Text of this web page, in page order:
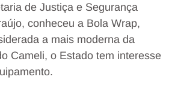
de Justiça e Segurança
conheceu a Bola Wrap,
a mais moderna da
Cameli, o Estado tem interesse